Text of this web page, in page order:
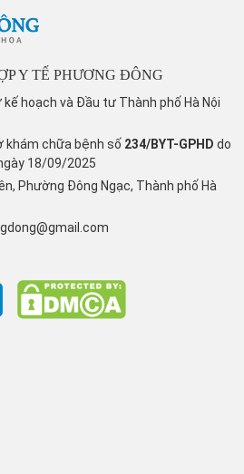
Y TẾ PHƯƠNG ĐÔNG
kế hoạch và Đầu tư Thành phố Hà Nội
khám chữa bệnh số 234/BYT-GPHD do
18/09/2025
Phường Đông Ngạc, Thành phố Hà